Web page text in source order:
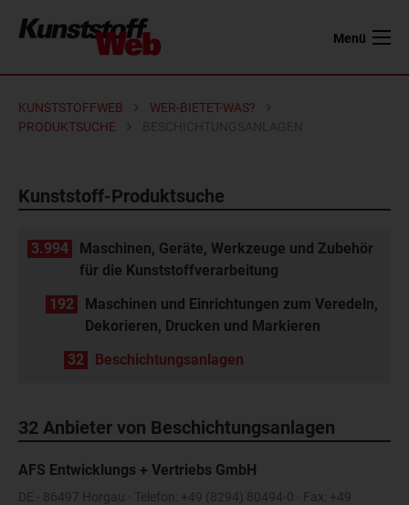
Menü
KUNSTSTOFFWEB
WER-BIETET-WAS?
PRODUKTSUCHE
Kunststoff-Produktsuche
3.994
Maschinen, Geräte, Werkzeuge und Zubehör
für die Kunststoffverarbeitung
192
Maschinen und Einrichtungen zum Veredeln,
Dekorieren, Drucken und Markieren
32
Beschichtungsanlagen
32 Anbieter von Beschichtungsanlagen
AFS Entwicklungs + Vertriebs GmbH
DE - 86497 Horgau · Telefon: +49 (8294) 80494-0 · Fax: +49